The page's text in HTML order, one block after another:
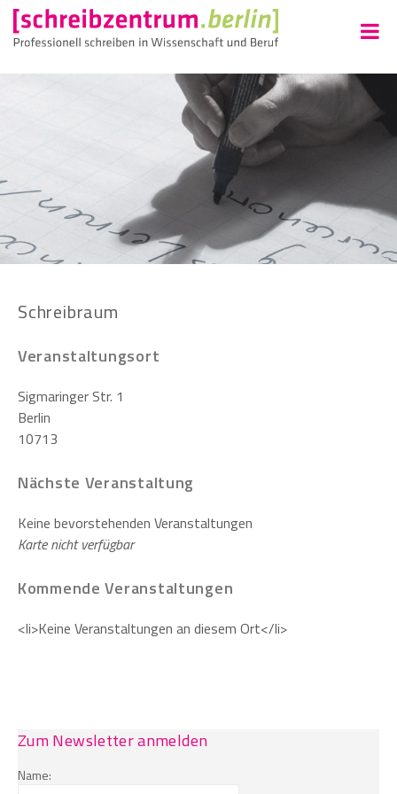
Schreibraum
Veranstaltungsort
Sigmaringer Str. 1
Berlin
10713
Nächste Veranstaltung
Keine bevorstehenden Veranstaltungen
Karte nicht verfügbar
Kommende Veranstaltungen
<li>Keine Veranstaltungen an diesem Ort</li>
Zum Newsletter anmelden
Name: